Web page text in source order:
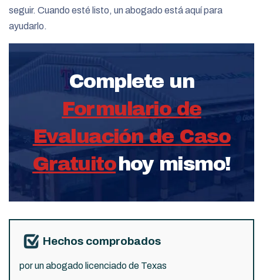
seguir. Cuando esté listo, un abogado está aquí para
ayudarlo.
Complete un
Formulario de
Evaluación de Caso
Gratuitohoy mismo!
Hechos comprobados
por un abogado licenciado de Texas